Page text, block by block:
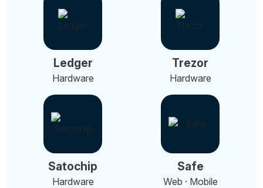
Ledger
Hardware
Trezor
Hardware
Satochip
Hardware
Safe
Web · Mobile